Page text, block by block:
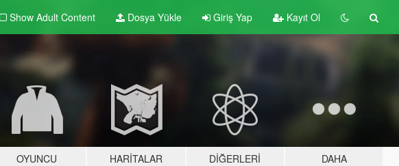
Show Adult Content Dosya Yükle Giriş Yap Kayıt Ol
OYUNCU HARITALAR DIĞERLERI DAHA